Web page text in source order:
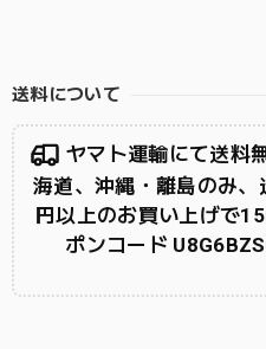
送料について
ヤマト運輸にて送料
海道、沖縄・離島のみ
円以上のお買い上げで
ポンコード